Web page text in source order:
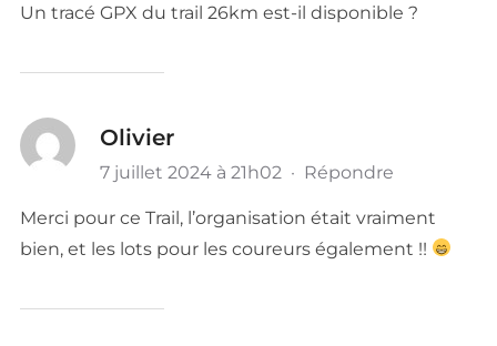
Un tracé GPX du trail 26km est-il disponible ?
Olivier
7 juillet 2024 à 21h02 · Répondre
Merci pour ce Trail, l’organisation était vraiment
bien, et les lots pour les coureurs également !!